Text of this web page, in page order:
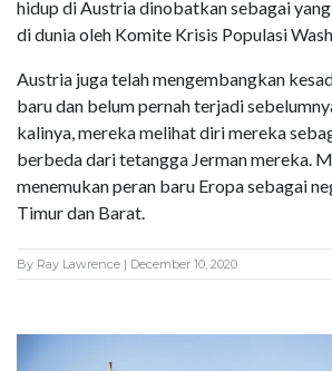
hidup di Austria dinobatkan sebagai
di dunia oleh Komite Krisis Populasi
Austria juga telah mengembangkan
baru dan belum pernah terjadi
kalinya, mereka melihat diri mereka
berbeda dari tetangga Jerman mereka.
menemukan peran baru Eropa sebagai
Timur dan Barat.
By Ray Lawrence | December 10, 2020